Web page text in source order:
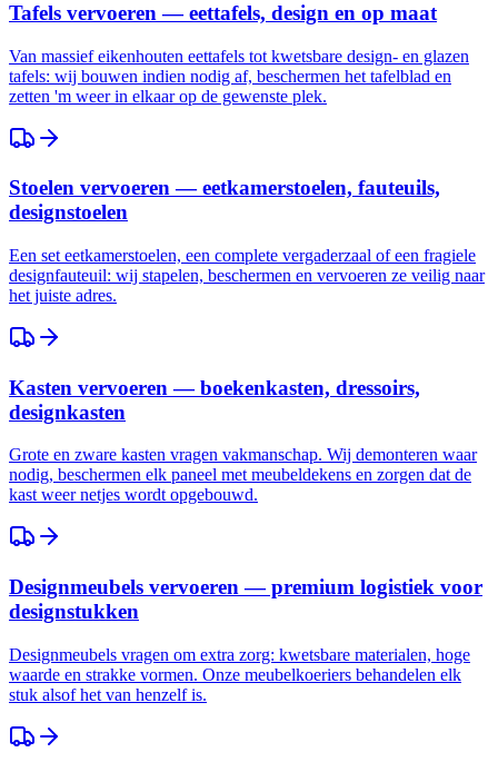
Tafels vervoeren — eettafels, design en op maat
Van massief eikenhouten eettafels tot kwetsbare design- en glazen
tafels: wij bouwen indien nodig af, beschermen het tafelblad en
zetten 'm weer in elkaar op de gewenste plek.
Stoelen vervoeren — eetkamerstoelen, fauteuils,
designstoelen
Een set eetkamerstoelen, een complete vergaderzaal of een fragiele
designfauteuil: wij stapelen, beschermen en vervoeren ze veilig naar
het juiste adres.
Kasten vervoeren — boekenkasten, dressoirs,
designkasten
Grote en zware kasten vragen vakmanschap. Wij demonteren waar
nodig, beschermen elk paneel met meubeldekens en zorgen dat de
kast weer netjes wordt opgebouwd.
Designmeubels vervoeren — premium logistiek voor
designstukken
Designmeubels vragen om extra zorg: kwetsbare materialen, hoge
waarde en strakke vormen. Onze meubelkoeriers behandelen elk
stuk alsof het van henzelf is.